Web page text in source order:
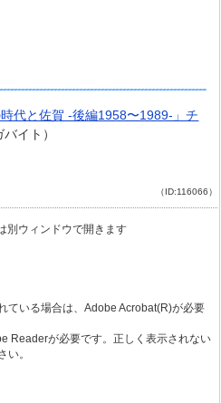
代と佐賀 -後編1958〜1989-」チ
イト）
（ID:116066）
別ウィンドウで開きます
ている場合は、Adobe Acrobat(R)が必要
Readerが必要です。正しく表示されない
い。